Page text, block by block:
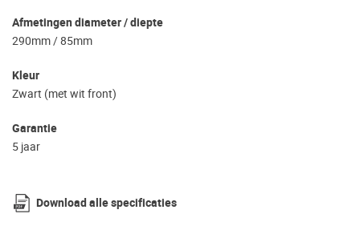
Afmetingen diameter / diepte
290mm / 85mm
Kleur
Zwart (met wit front)
Garantie
5 jaar
Download alle specificaties